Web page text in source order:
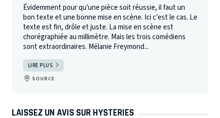
Évidemment pour qu’une pièce soit réussie, il faut un
bon texte et une bonne mise en scène. Ici c’est le cas. Le
texte est fin, drôle et juste. La mise en scène est
chorégraphiée au millimètre. Mais les trois comédiens
sont extraordinaires. Mélanie Freymond...
LIRE PLUS
SOURCE
LAISSEZ UN AVIS SUR HYSTERIES